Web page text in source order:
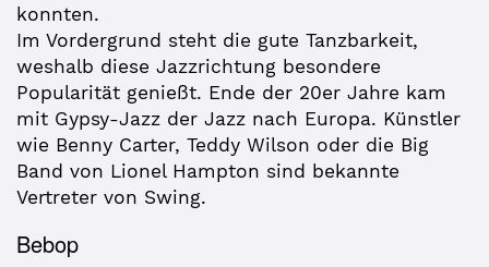
konnten.
Im Vordergrund steht die gute Tanzbarkeit,
weshalb diese Jazzrichtung besondere
Popularität genießt. Ende der 20er Jahre kam
mit Gypsy-Jazz der Jazz nach Europa. Künstler
wie Benny Carter, Teddy Wilson oder die Big
Band von Lionel Hampton sind bekannte
Vertreter von Swing.
Bebop